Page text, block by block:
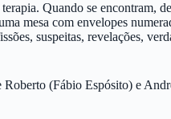
Quando se encontram,
mesa com envelopes
suspeitas, revelações,
(Fábio Espósito) e